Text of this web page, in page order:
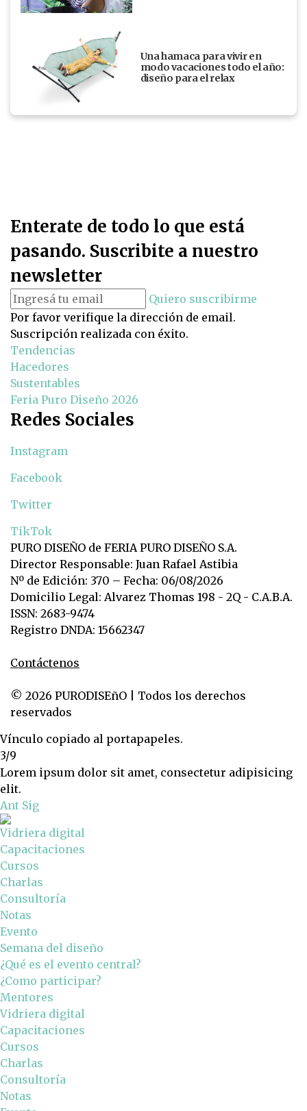
Una hamaca para vivir en
modo vacaciones todo el año:
diseño para el relax
Enterate de todo lo que está
pasando. Suscribite a nuestro
newsletter
Quiero suscribirme
Por favor verifique la dirección de email.
Suscripción realizada con éxito.
Tendencias
Hacedores
Sustentables
Feria Puro Diseño 2026
Redes Sociales
Instagram
Facebook
Twitter
TikTok
PURO DISEÑO de FERIA PURO DISEÑO S.A.
Director Responsable: Juan Rafael Astibia
Nº de Edición: 370 – Fecha: 06/08/2026
Domicilio Legal: Alvarez Thomas 198 - 2Q - C.A.B.A.
ISSN: 2683-9474
Registro DNDA: 15662347
Contáctenos
© 2026 PURODISEñO | Todos los derechos
reservados
Vínculo copiado al portapapeles.
3/9
Lorem ipsum dolor sit amet, consectetur adipisicing
elit.
Ant Sig
Vidriera digital
Capacitaciones
Cursos
Charlas
Consultoría
Notas
Evento
Semana del diseño
¿Qué es el evento central?
¿Como participar?
Mentores
Vidriera digital
Capacitaciones
Cursos
Charlas
Consultoría
Notas